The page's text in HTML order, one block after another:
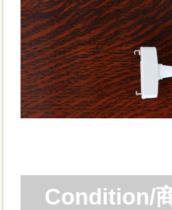
Condition/